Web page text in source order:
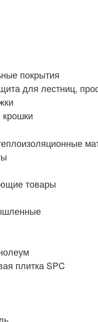
покрытия
для лестниц,
крошки
товары
плитка SPC